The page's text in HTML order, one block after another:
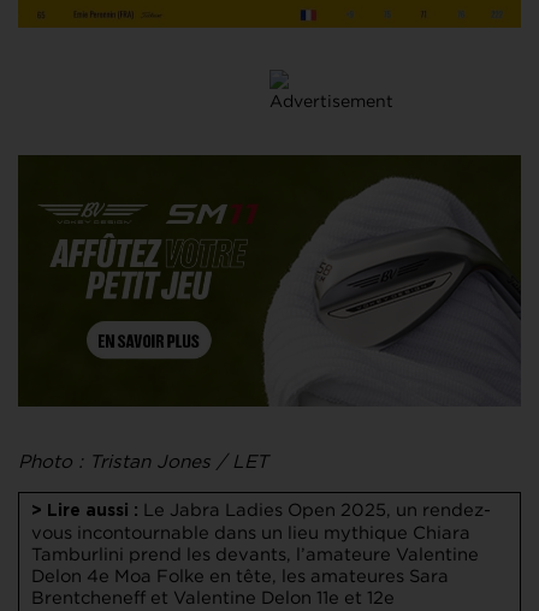
Photo : Tristan Jones / LET
> Lire aussi :
Le Jabra Ladies Open 2025, un rendez-
vous incontournable dans un lieu mythique Chiara
Tamburlini prend les devants, l’amateure Valentine
Delon 4e Moa Folke en tête, les amateures Sara
Brentcheneff et Valentine Delon 11e et 12e